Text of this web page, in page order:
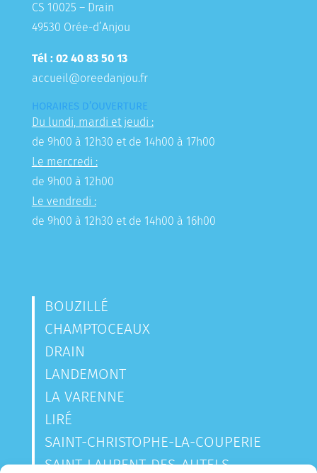
CS 10025 – Drain
49530 Orée-d’Anjou
Tél : 02 40 83 50 13
accueil@oreedanjou.fr
HORAIRES D’OUVERTURE
Du lundi, mardi et jeudi :
de 9h00 à 12h30 et de 14h00 à 17h00
Le mercredi :
de 9h00 à 12h00
Le vendredi :
de 9h00 à 12h30 et de 14h00 à 16h00
BOUZILLÉ
CHAMPTOCEAUX
DRAIN
LANDEMONT
LA VARENNE
LIRÉ
SAINT-CHRISTOPHE-LA-COUPERIE
SAINT-LAURENT-DES-AUTELS